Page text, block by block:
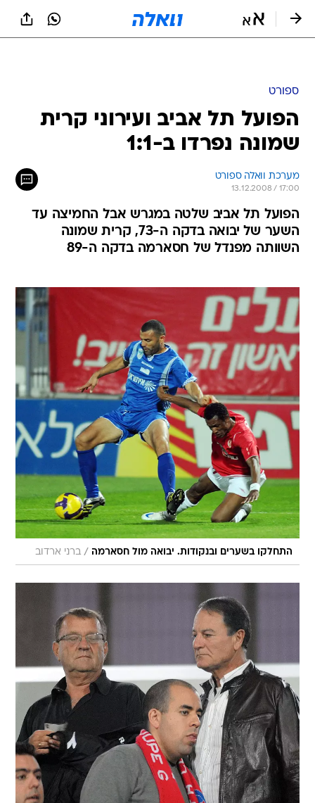
ספורט
הפועל תל אביב ועירוני קרית
שמונה נפרדו ב-1:1
מערכת וואלה ספורט
13.12.2008 / 17:00
הפועל תל אביב שלטה במגרש אבל החמיצה עד
השער של יבואה בדקה ה-73, קרית שמונה
השוותה מפנדל של חסארמה בדקה ה-89
התחלקו בשערים ובנקודות. יבואה מול חסארמה / ברני ארדוב